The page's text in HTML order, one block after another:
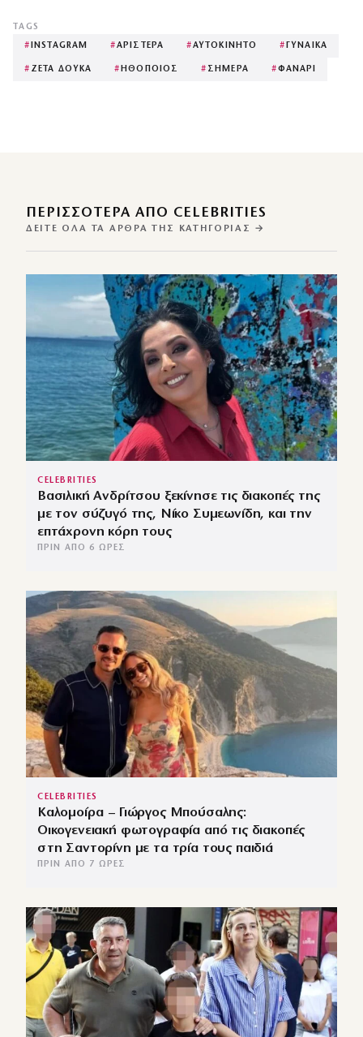
TAGS
# INSTAGRAM #ΑΡΙΣΤΕΡΑ #ΑΥΤΟΚΙΝΗΤΟ # ΓΥΝΑΙΚΑ
# ΖΕΤΑ ΔΟΥΚΑ # ΗΘΟΠΟΙΟΣ # ΣΗΜΕΡΑ #ΦΑΝΑΡΙ
ΠΕΡΙΣΣΌΤΕΡΑ ΑΠΌ CELEBRITIES
ΔΕΊΤΕ ΌΛΑ ΤΑ ΆΡΘΡΑ ΤΗΣ ΚΑΤΗΓΟΡΊΑΣ →
CELEBRITIES
Βασιλική Ανδρίτσου ξεκίνησε τις διακοπές της
με τον σύζυγό της, Νίκο Συμεωνίδη, και την
επτάχρονη κόρη τους
ΠΡΙΝ ΑΠΌ 6 ΏΡΕΣ
CELEBRITIES
Καλομοίρα – Γιώργος Μπούσαλης:
Οικογενειακή φωτογραφία από τις διακοπές
στη Σαντορίνη με τα τρία τους παιδιά
ΠΡΙΝ ΑΠΌ 7 ΏΡΕΣ